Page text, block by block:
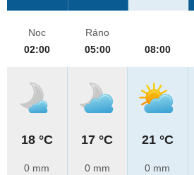
Noc
02:00
18 °C
0 mm
Ráno
05:00
17 °C
0 mm
08:00
21 °C
0 mm